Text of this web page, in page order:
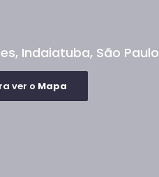
, Indaiatuba, São Paulo
ver o Mapa